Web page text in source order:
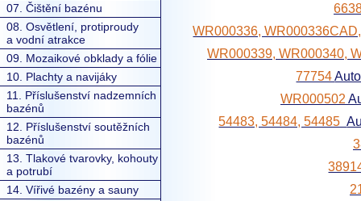
07. Čištění bazénu
08. Osvětlení, protiproudy
a vodní atrakce
09. Mozaikové obklady a fólie
10. Plachty a navijáky
11. Příslušenství nadzemních
bazénů
12. Příslušenství soutěžních
bazénů
13. Tlakové tvarovky, kohouty
a potrubí
14. Vířivé bazény a sauny
WR000336,
WR000339, WR000340,
77754
WR000502
54483, 54484, 54485